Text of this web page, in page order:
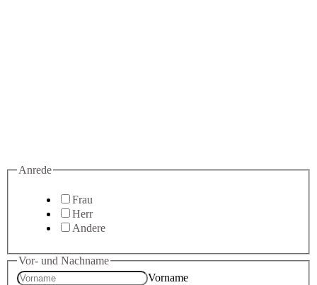
Anrede
Frau
Herr
Andere
Vor- und Nachname
Vorname